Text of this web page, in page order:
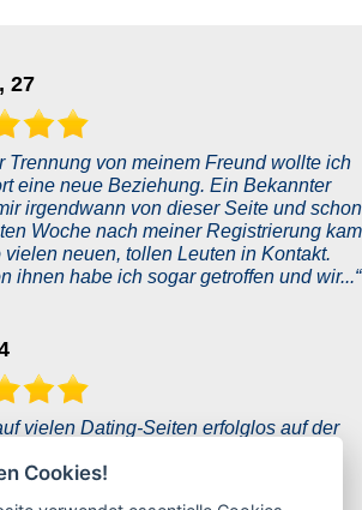
Trennung von meinem Freund wollte ich
eine neue Beziehung. Ein Bekannter
irgendwann von dieser Seite und schon
Woche nach meiner Registrierung kam
vielen neuen, tollen Leuten in Kontakt.
ihnen habe ich sogar getroffen und wir...“
27
vielen Dating-Seiten erfolglos auf der
skeptisch. Meine Erwartungen
Cookies!